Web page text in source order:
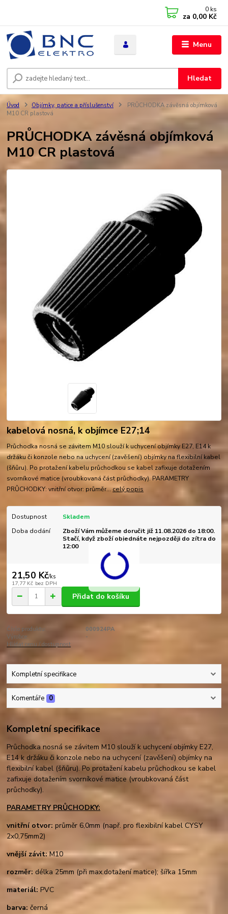
Menu
Hledat
0 ks
za 0,00 Kč
Úvod Objímky, patice a příslušenství
PRŮCHODKA závěsná objímková
M10 CR plastová
PRŮCHODKA závěsná objímková
M10 CR plastová
kabelová nosná, k objímce E27;14
Průchodka nosná se závitem M10 slouží k uchycení objímky E27, E14 k
držáku či konzole nebo na uchycení (zavěšení) objímky na flexibilní kabel
(šňůru). Po protažení kabelu průchodkou se kabel zafixuje dotažením
svorníkové matice (vroubkovaná část průchodky). PARAMETRY
PRŮCHODKY: vnitřní otvor: průměr...celý popis
Dostupnost
Skladem
Doba dodání
Zboží Vám můžeme doručit již 11.08.2026 do 18:00.
Stačí, když zboží objednáte nejpozději do zítra do
12:00
21,50 Kč/ks
17,77 Kč bez DPH
Přidat do košíku
Číslo produktu:
000924PA
Výrobce:
-
Hlídat cenu / dostupnost
Kompletní specifikace
Komentáře 0
Kompletní specifikace
Průchodka nosná se závitem M10 slouží k uchycení objímky E27,
E14 k držáku či konzole nebo na uchycení (zavěšení) objímky na
flexibilní kabel (šňůru). Po protažení kabelu průchodkou se kabel
zafixuje dotažením svorníkové matice (vroubkovaná část
průchodky).
PARAMETRY PRŮCHODKY:
vnitřní otvor: průměr 6,0mm (např. pro flexibilní kabel CYSY
2x0,75mm2)
vnější závit:M10
rozměr: délka 25mm (při max.dotažení matice); šířka 15mm
materiál: PVC
barva:černá